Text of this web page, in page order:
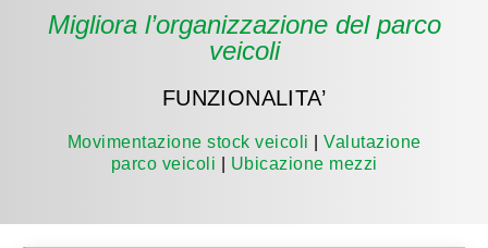
Migliora l’organizzazione del parco
veicoli
FUNZIONALITA’
Movimentazione stock veicoli
Valutazione
parco veicoli
Ubicazione mezzi